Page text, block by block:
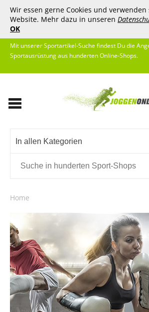
Wir essen gerne Cookies und
Website. Mehr dazu in unseren
OK
Mit unserer Sportartikel-Suche findest Du die
Sportausrüstung aus hunderten Online-Shops.
In allen Kategorien
Home